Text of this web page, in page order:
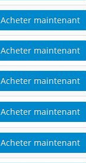
Acheter maintenant
Acheter maintenant
Acheter maintenant
Acheter maintenant
Acheter maintenant